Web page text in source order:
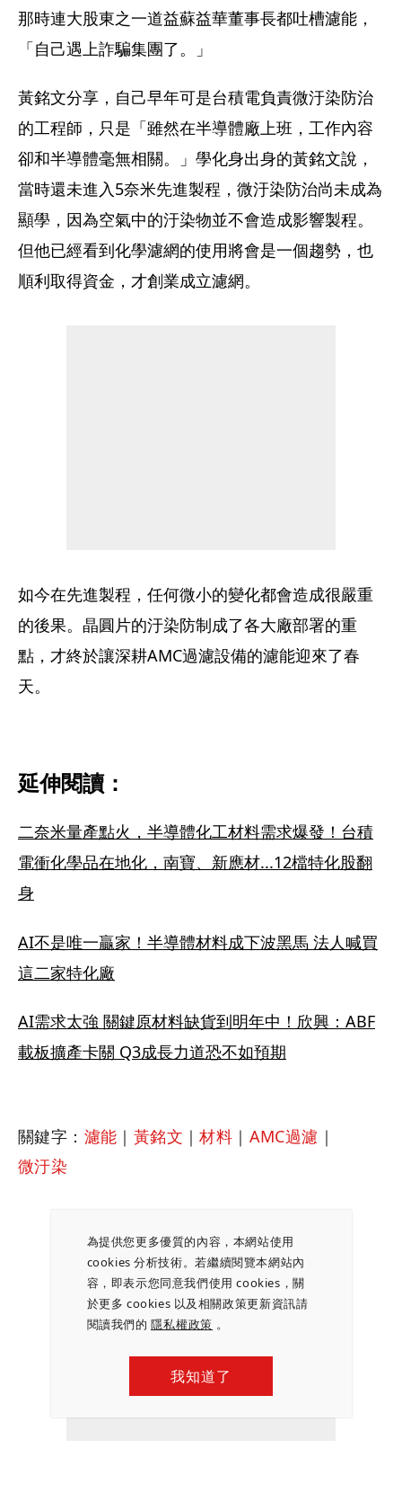
為提供您更多優質的內容，本網站使用
cookies 分析技術。若繼續閱覽本網站內
容，即表示您同意我們使用 cookies，關
於更多 cookies 以及相關政策更新資訊請
閱讀我們的隱私權政策 。
我知道了
那時連大股東之一道益蘇益華董事長都吐槽濾能，
「自己遇上詐騙集團了。」
黃銘文分享，自己早年可是台積電負責微汙染防治
的工程師，只是「雖然在半導體廠上班，工作內容
卻和半導體毫無相關。」學化身出身的黃銘文說，
當時還未進入5奈米先進製程，微汙染防治尚未成為
顯學，因為空氣中的汙染物並不會造成影響製程。
但他已經看到化學濾網的使用將會是一個趨勢，也
順利取得資金，才創業成立濾網。
如今在先進製程，任何微小的變化都會造成很嚴重
的後果。晶圓片的汙染防制成了各大廠部署的重
點，才終於讓深耕AMC過濾設備的濾能迎來了春
天。
延伸閱讀：
二奈米量產點火，半導體化工材料需求爆發！台積
電衝化學品在地化，南寶、新應材...12檔特化股翻
身
AI不是唯一贏家！半導體材料成下波黑馬 法人喊買
這二家特化廠
AI需求太強 關鍵原材料缺貨到明年中！欣興：ABF
載板擴產卡關 Q3成長力道恐不如預期
關鍵字： 濾能 ｜ 黃銘文 ｜材料 ｜ AMC過濾 ｜
微汙染